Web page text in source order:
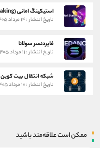
استیکینگ امانی (Custodial Staking)
تاریخ انتشار : ۱۴ مرداد ۱۴۰۵
فایردنسر سولانا
تاریخ انتشار : ۱۱ مرداد ۱۴۰۵
شبکه انتقال بیت کوین
تاریخ انتشار : ۱۰ مرداد ۱۴۰۵
ممکن است علاقه‌مند باشید